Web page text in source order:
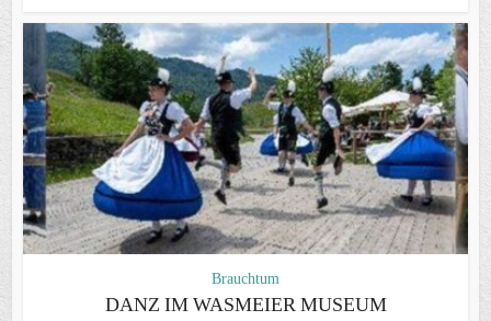
Brauchtum
DANZ IM WASMEIER MUSEUM